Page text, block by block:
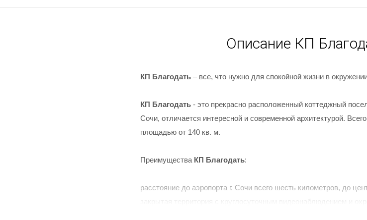
Описание КП
КП Благодать – все, что нужно для спокойной жизни в
КП Благодать - это прекрасно расположенный коттеджный
Сочи, отличается интересной и современной архитектурой.
площадью от 140 кв. м.
Преимущества КП Благодать:
расстояние до аэропорта г. Сочи всего шесть километров, до